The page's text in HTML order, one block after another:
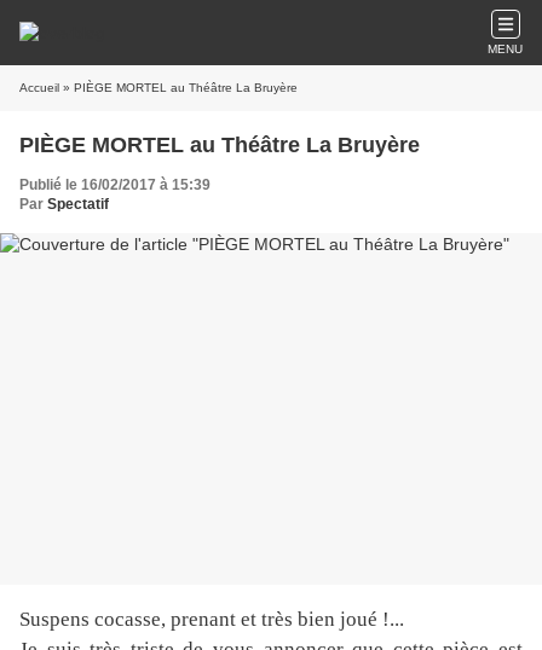
MENU
Accueil » PIÈGE MORTEL au Théâtre La Bruyère
PIÈGE MORTEL au Théâtre La Bruyère
Publié le 16/02/2017 à 15:39
Par Spectatif
Suspens cocasse, prenant et très bien joué !...